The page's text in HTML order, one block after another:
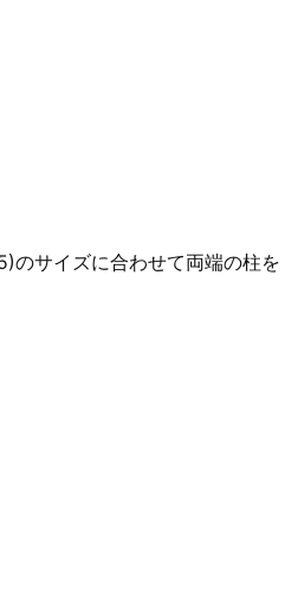
のサイズに合わせて両端の柱を